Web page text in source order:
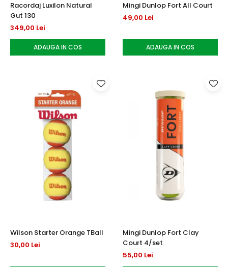
Racordaj Luxilon Natural
Gut 130
349,00 Lei
ADAUGA IN COS
Mingi Dunlop Fort All Court
49,00 Lei
ADAUGA IN COS
Wilson Starter Orange TBall
30,00 Lei
Mingi Dunlop Fort Clay
Court 4/set
55,00 Lei